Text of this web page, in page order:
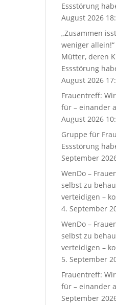
Essstörung
August 2026
„Zusammen
weniger
Mütter, deren
Essstörung
August 2026
Frauentreff:
für – einander
August 2026
Gruppe für
Essstörung
September
WenDo –
selbst zu
verteidigen –
4. September
WenDo –
selbst zu
verteidigen –
5. September
Frauentreff:
für – einander
September